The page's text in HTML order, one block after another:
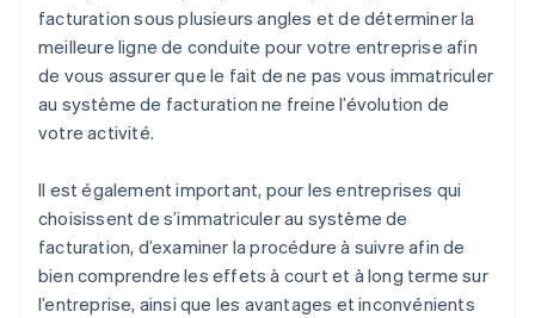
facturation sous plusieurs angles et de déterminer la
meilleure ligne de conduite pour votre entreprise afin
de vous assurer que le fait de ne pas vous immatriculer
au système de facturation ne freine l’évolution de
votre activité.
Il est également important, pour les entreprises qui
choisissent de s’immatriculer au système de
facturation, d’examiner la procédure à suivre afin de
bien comprendre les effets à court et à long terme sur
l’entreprise, ainsi que les avantages et inconvénients